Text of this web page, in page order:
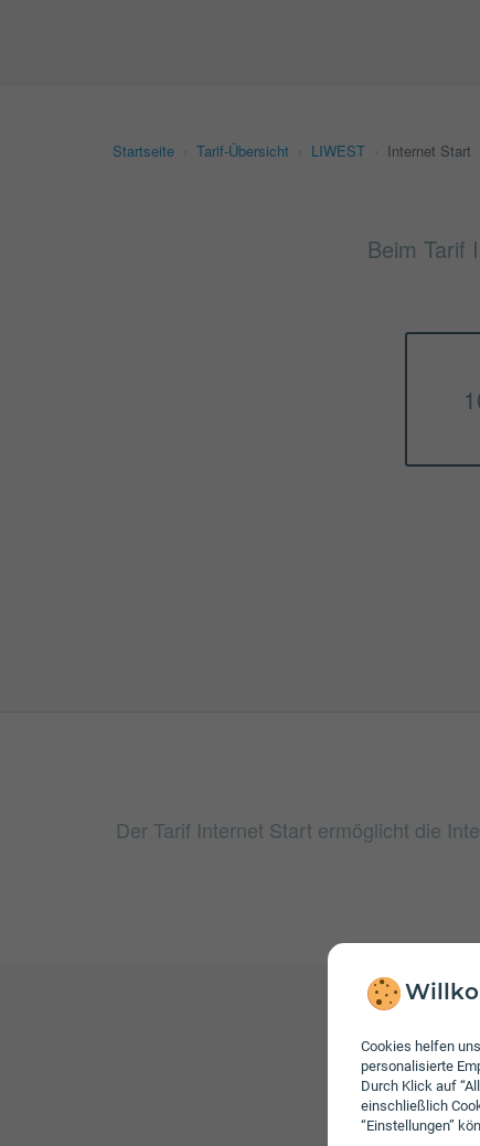
Cookies helfen
personalisierte
Durch Klick auf
einschließlich
“Einstellungen”
Startseite Tarif-Übersicht LIWEST Internet Start
Beim Tarif
Der Tarif Internet Start ermöglicht die